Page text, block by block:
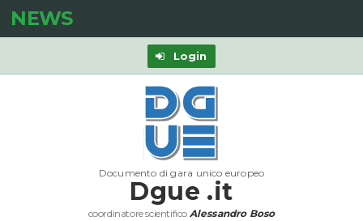
NEWS
Login
Documento di gara unico europeo
Dgue .it
coordinatore scientifico Alessandro Boso